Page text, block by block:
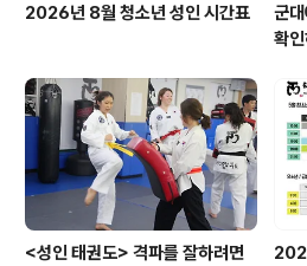
2026년 8월 청소년 성인 시간표
군
확
<성인 태권도> 격파를 잘하려면